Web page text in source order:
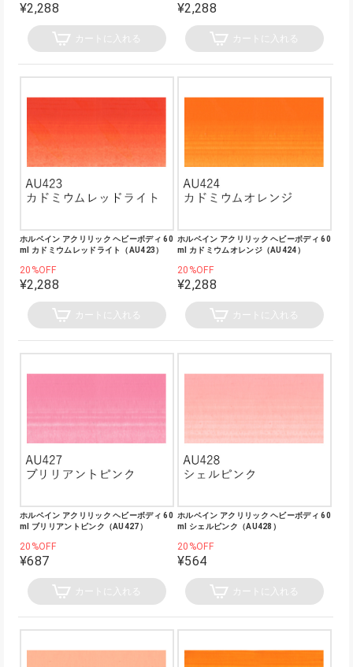
¥2,288
カートに入れる
¥2,288
カートに入れる
ホルベイン アクリリック ヘビーボディ 60
ml カドミウムレッドライト（AU423）
20%OFF
¥2,288
カートに入れる
ホルベイン アクリリック ヘビーボディ 60
ml カドミウムオレンジ（AU424）
20%OFF
¥2,288
カートに入れる
ホルベイン アクリリック ヘビーボディ 60
ml ブリリアントピンク（AU427）
20%OFF
¥687
カートに入れる
ホルベイン アクリリック ヘビーボディ 60
ml シェルピンク（AU428）
20%OFF
¥564
カートに入れる